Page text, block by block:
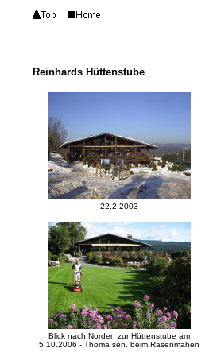
Reinhards Hüttenstube
22.2.2003
Blick nach Norden zur Hüttenstube am
5.10.2006 - Thoma sen. beim Rasenmähen